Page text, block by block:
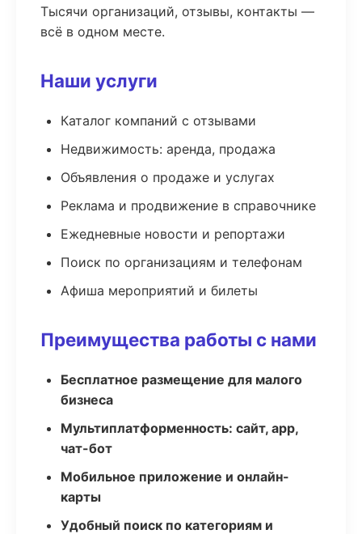
Тысячи организаций, отзывы, контакты —
всё в одном месте.
Наши услуги
Каталог компаний с отзывами
Недвижимость: аренда, продажа
Объявления о продаже и услугах
Реклама и продвижение в справочнике
Ежедневные новости и репортажи
Поиск по организациям и телефонам
Афиша мероприятий и билеты
Преимущества работы с нами
Бесплатное размещение для малого
бизнеса
Мультиплатформенность: сайт, app,
чат-бот
Мобильное приложение и онлайн-
карты
Удобный поиск по категориям и